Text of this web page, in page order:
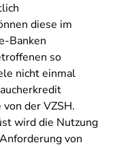
diese im
Banken
so
nicht einmal
der VZSH.
wird die Nutzung
von